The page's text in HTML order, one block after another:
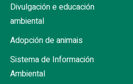
Divulgación e educación
ambiental
Adopción de animais
Sistema de Información
Ambiental